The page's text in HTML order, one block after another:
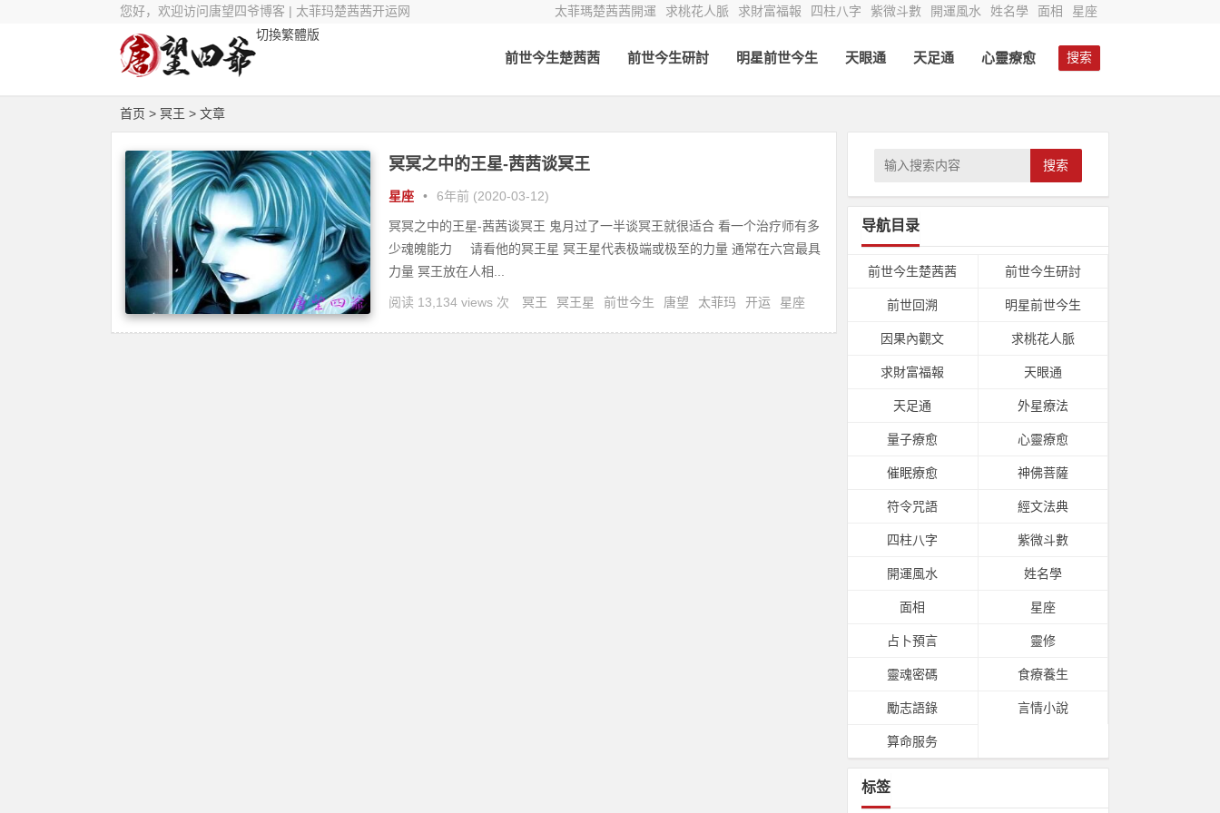
您好，欢迎访问唐望四爷博客 | 太菲玛楚茜茜开运网 太菲瑪楚茜茜開運 求桃花人脈 求財富福報 四柱八字 紫微斗數 開運風水 姓名學 面相
星座
切換繁體版
搜索
前世今生楚茜茜 前世今生研討 明星前世今生 天眼通 天足通 心靈療愈
首页 > 冥王 > 文章
冥冥之中的王星-茜茜谈冥王
星座 • 6年前 (2020-03-12)
冥冥之中的王星-茜茜谈冥王 鬼月过了一半谈冥王就很适合 看一个治疗师有多
少魂魄能力 请看他的冥王星 冥王星代表极端或极至的力量 通常在六宫最具
力量 冥王放在人相...
阅读 13,134 views 次 冥王 冥王星 前世今生 唐望 太菲玛 开运
星座
搜索
导航目录
前世今生楚茜茜 前世今生研討
前世回溯 明星前世今生
因果內觀文 求桃花人脈
求財富福報 天眼通
天足通 外星療法
量子療愈 心靈療愈
催眠療愈 神佛菩薩
符令咒語 經文法典
四柱八字 紫微斗數
開運風水 姓名學
面相 星座
占卜預言 靈修
靈魂密碼 食療養生
勵志語錄 言情小說
算命服务
标签